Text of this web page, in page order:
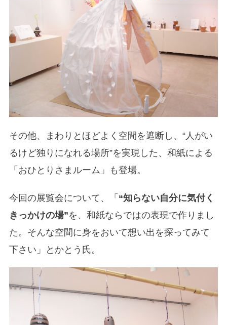
その他、まわりとほどよく空間を遮断し、“人がい
るけど独りになれる場所”を実現した、和紙による
「おひとりさまルーム」も登場。
今回の展覧会について、「 “知らない自分に気付く
きっかけの場”を、和紙ならではの表現で作りまし
た。そんな空間に身をおいて想い出を探ってみて
下さい」とかとう氏。